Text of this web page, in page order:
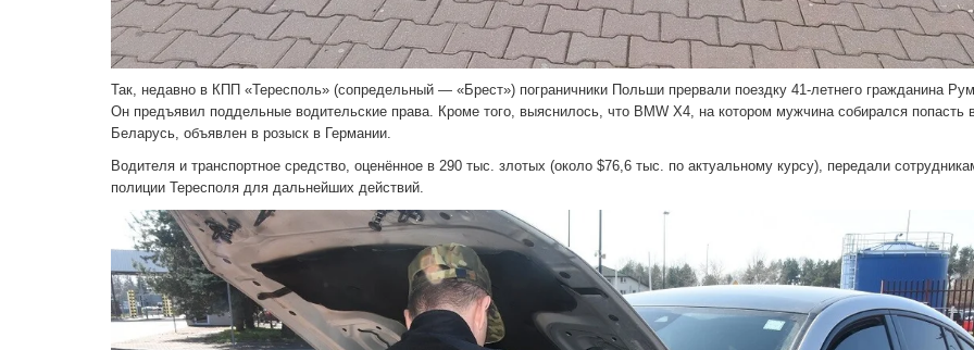
Так, недавно в КПП «Тересполь» (сопредельный — «Брест») пограничники Польши прервали поездку 41-летнего гражданина
Он предъявил поддельные водительские права. Кроме того, выяснилось, что BMW X4, на котором мужчина собирался попасть
Беларусь, объявлен в розыск в Германии.
Водителя и транспортное средство, оценённое в 290 тыс. злотых (около $76,6 тыс. по актуальному курсу), передали
полиции Тересполя для дальнейших действий.